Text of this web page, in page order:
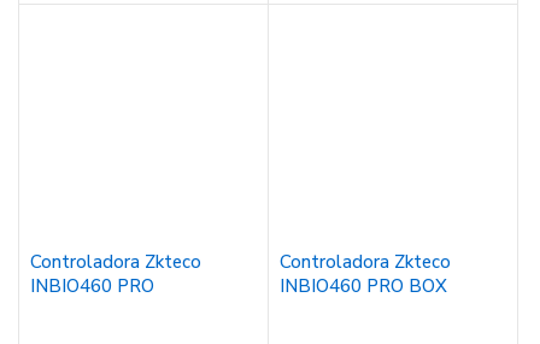
Controladora Zkteco
INBIO460 PRO
Controladora Zkteco
INBIO460 PRO BOX